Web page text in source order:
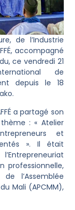
de l’Industrie
accompagné
ce vendredi 21
de
depuis le 18
a partagé son
: « Atelier
et
». Il était
professionnelle,
l’Assemblée
Mali (APCMM),